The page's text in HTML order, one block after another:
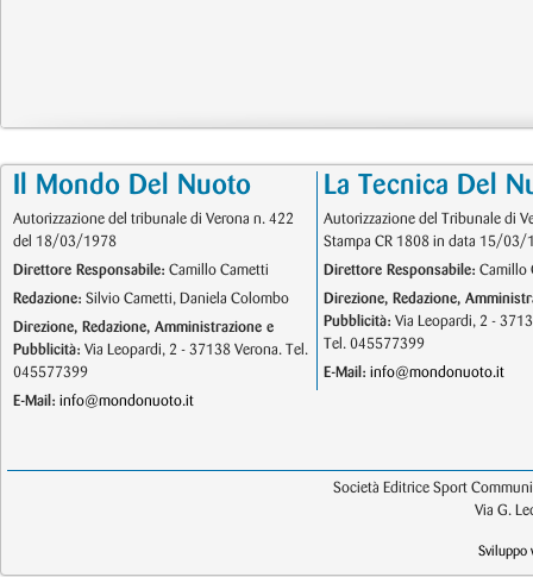
Il Mondo Del Nuoto
Autorizzazione del tribunale di Verona n. 422
del 18/03/1978
Direttore Responsabile: Camillo Cametti
Redazione: Silvio Cametti, Daniela Colombo
Direzione, Redazione, Amministrazione e
Pubblicità: Via Leopardi, 2 - 37138 Verona. Tel.
045577399
E-Mail: info@mondonuoto.it
La Tecnica Del
Autorizzazione del Tribunale di
Stampa CR 1808 in data 15/03/
Direttore Responsabile: Camillo
Direzione, Redazione,
Pubblicità: Via Leopardi, 2 -
Tel. 045577399
E-Mail: info@mondonuoto.it
Società Editrice Sport
Via G.
Sviluppo